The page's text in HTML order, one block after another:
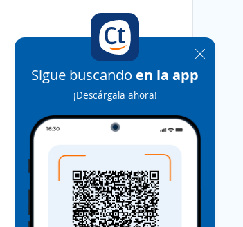
Sigue buscando en la app
¡Descárgala ahora!